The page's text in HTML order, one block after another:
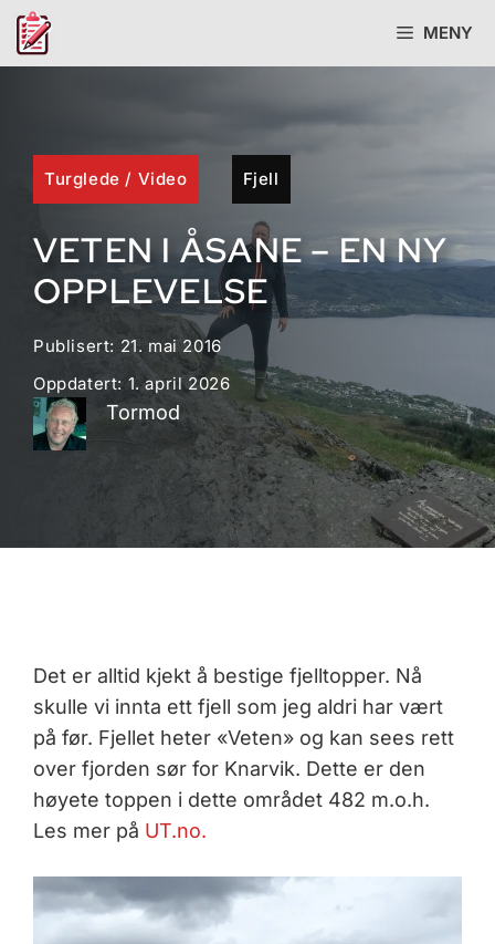
Hopp
MENY
Turglede / Video Fjell
VETEN I ÅSANE – EN NY
OPPLEVELSE
Publisert: 21. mai 2016
Oppdatert:1. april 2026
Tormod
Det er alltid kjekt å bestige fjelltopper. Nå
skulle vi innta ett fjell som jeg aldri har vært
på før. Fjellet heter «Veten» og kan sees rett
over fjorden sør for Knarvik. Dette er den
høyete toppen i dette området 482 m.o.h.
Les mer på UT.no.